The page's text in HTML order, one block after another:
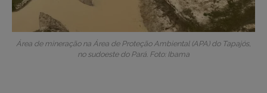
Área de mineração na Área de Proteção Ambiental (APA) do Tapajós,
no sudoeste do Pará. Foto: Ibama